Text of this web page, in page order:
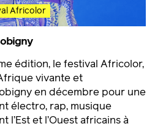
Africolor
édition, le festival Africolor,
vivante et
en décembre pour une
électro, rap, musique
l’Est et l’Ouest africains à